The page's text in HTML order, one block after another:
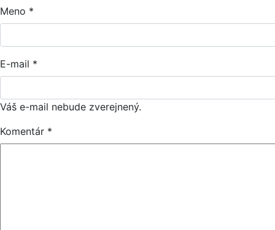
Meno *
E-mail *
Váš e-mail nebude zverejnený.
Komentár *